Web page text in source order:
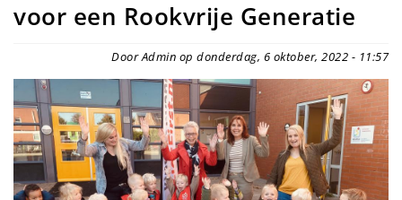
voor een Rookvrije Generatie
Door Admin op donderdag, 6 oktober, 2022 - 11:57